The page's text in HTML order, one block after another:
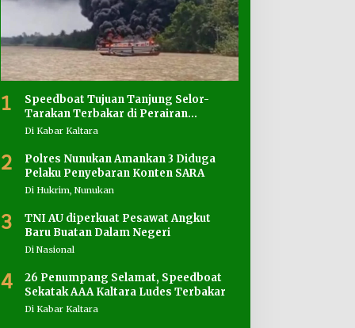
1
Speedboat Tujuan Tanjung Selor-
Tarakan Terbakar di Perairan
Salimbatu
Di Kabar Kaltara
2
Polres Nunukan Amankan 3 Diduga
Pelaku Penyebaran Konten SARA
Di Hukrim, Nunukan
3
TNI AU diperkuat Pesawat Angkut
Baru Buatan Dalam Negeri
Di Nasional
4
26 Penumpang Selamat, Speedboat
Sekatak AAA Kaltara Ludes Terbakar
Di Kabar Kaltara